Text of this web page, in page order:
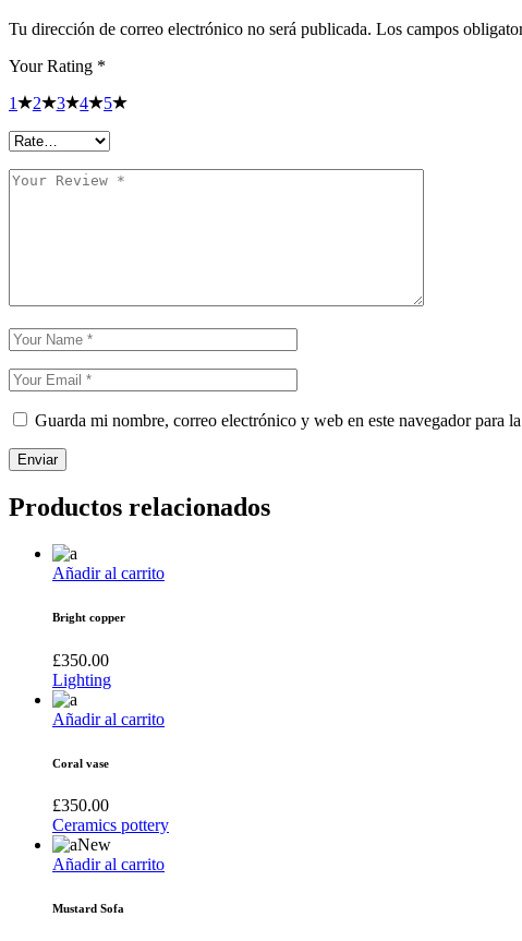
Tu dirección de correo electrónico no será publicada. Los campos
Your Rating *
1
2 3 4 5
Guarda mi nombre, correo electrónico y web en este navegador para
Enviar
Productos relacionados
Añadir al carrito
Bright copper
£350.00
Lighting
Añadir al carrito
Coral vase
£350.00
Ceramics pottery
New
Añadir al carrito
Mustard Sofa